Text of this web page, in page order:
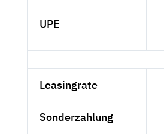
UPE
Leasingrate
Sonderzahlung